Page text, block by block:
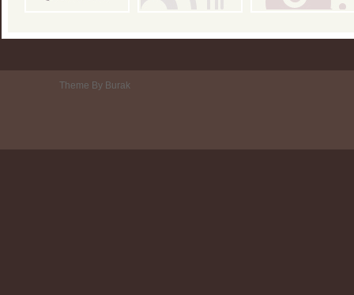
Theme By Burak